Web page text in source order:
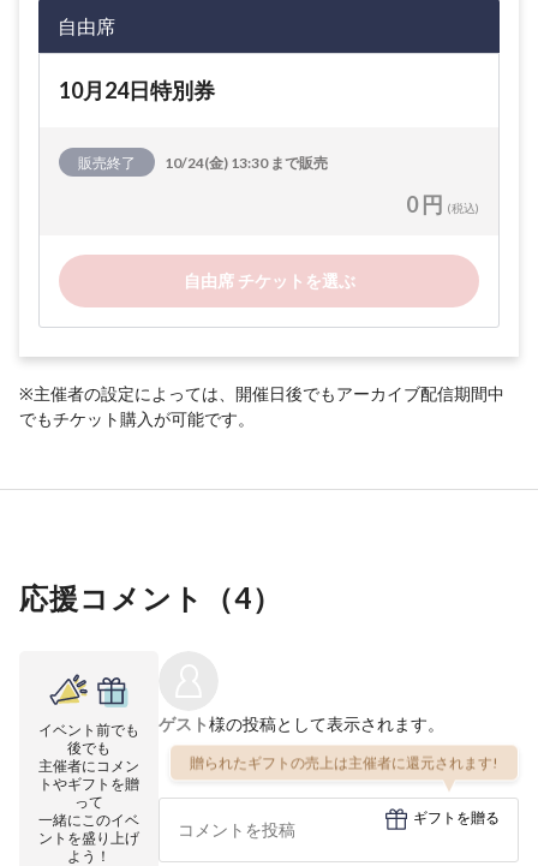
自由席
10月24日特別券
販売終了 10/24(金) 13:30 まで販売
0 円 (税込)
自由席 チケットを選ぶ
※主催者の設定によっては、開催日後でもアーカイブ配信期間中
でもチケット購入が可能です。
応援コメント（4）
イベント前でも
後でも
主催者にコメン
トやギフトを贈
って
一緒にこのイベ
ントを盛り上げ
よう！
ゲスト様の投稿として表示されます。
贈られたギフトの売上は主催者に還元されます!
ギフトを贈る